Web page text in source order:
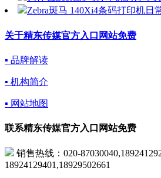
Zebra斑马 140Xi4条码打印机日
关于精东传媒官方入口网站免费
▪ 品牌解读
▪ 机构简介
▪ 网站地图
联系精东传媒官方入口网站免费
销售热线：020-
18924129401,18929502661